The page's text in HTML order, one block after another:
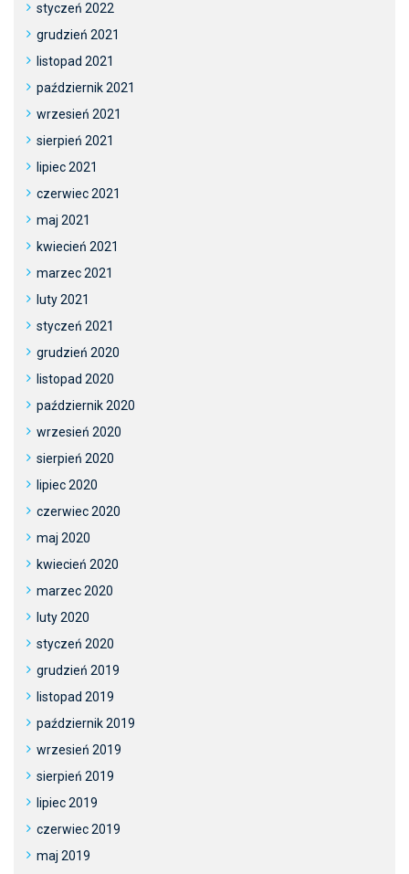
styczeń 2022
grudzień 2021
listopad 2021
październik 2021
wrzesień 2021
sierpień 2021
lipiec 2021
czerwiec 2021
maj 2021
kwiecień 2021
marzec 2021
luty 2021
styczeń 2021
grudzień 2020
listopad 2020
październik 2020
wrzesień 2020
sierpień 2020
lipiec 2020
czerwiec 2020
maj 2020
kwiecień 2020
marzec 2020
luty 2020
styczeń 2020
grudzień 2019
listopad 2019
październik 2019
wrzesień 2019
sierpień 2019
lipiec 2019
czerwiec 2019
maj 2019